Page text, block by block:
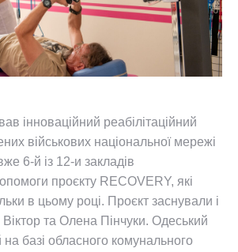
інноваційний реабілітаційний
військових національної мережі
6-й із 12-и закладів
проєкту RECOVERY, які
в цьому році. Проєкт заснували і
та Олена Пінчуки. Одеський
базі обласного комунального